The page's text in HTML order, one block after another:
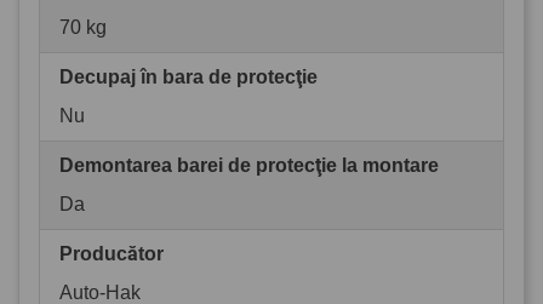
70 kg
Decupaj în bara de protecţie
Nu
Demontarea barei de protecţie la montare
Da
Producător
Auto-Hak